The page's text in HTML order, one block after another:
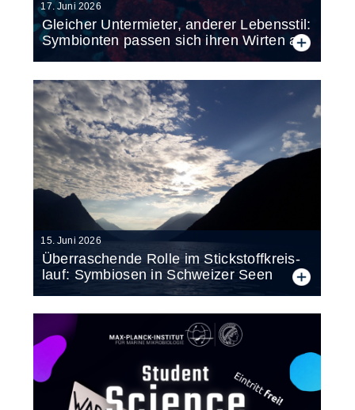
17. Juni 2026
Glei­cher Un­ter­mie­ter, an­de­rer Le­bens­stil:
Sym­bi­on­ten pas­sen sich ih­ren Wir­ten an
15. Juni 2026
Über­ra­schen­de Rol­le im Stick­stoff­kreis­
lauf: Sym­bio­sen in Schwei­zer Seen